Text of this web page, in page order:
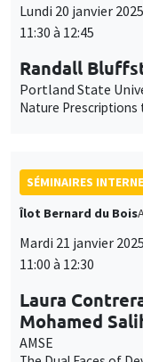
Lundi 20 janvier 2025
11:30 à 12:45
Randall
Portland State
Nature Prescriptions
SÉMINAIRES
Îlot Bernard du Bois
Mardi 21 janvier 2025
11:00 à 12:30
Laura
Mohamed
AMSE